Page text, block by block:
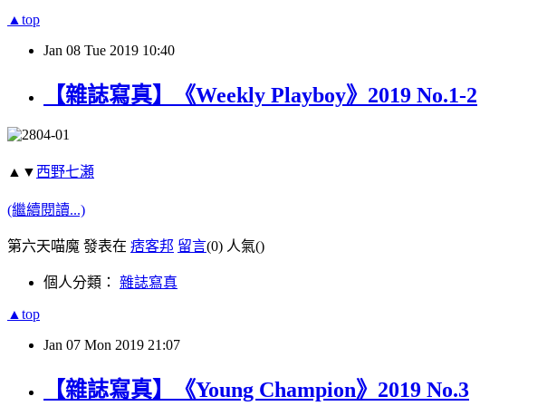
▲top
Jan 08 Tue 2019 10:40
【雜誌寫真】《Weekly Playboy》2019 No.1-2
▲▼ 西野七瀬
(繼續閱讀...)
第六天喵魔 發表在 痞客邦 留言(0) 人氣()
個人分類： 雜誌寫真
▲top
Jan 07 Mon 2019 21:07
【雜誌寫真】《Young Champion》2019 No.3